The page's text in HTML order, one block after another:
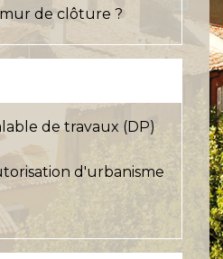
de clôture ?
de travaux (DP)
d'urbanisme